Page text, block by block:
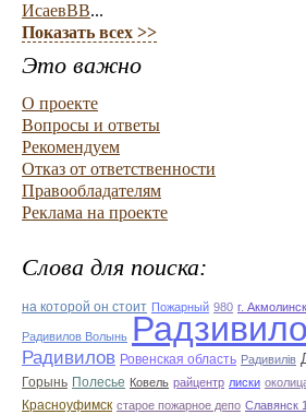
ИсаевВВ...
Показать всех >>
Это важно
О проекте
Вопросы и ответы
Рекомендуем
Отказ от ответственности
Правообладателям
Реклама на проекте
Слова для поиска:
на которой он стоит Пожарный 980 г. Акмолинск
Радивилов Волынь
Радивилов Ровенская область Радивилiв
Горынь Полесье Ковель райцентр лиски
Красноуфимск старое пожарное депо Славянск